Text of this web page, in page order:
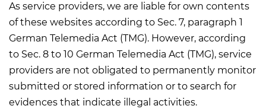
As service providers, we are liable for own contents
of these websites according to Sec. 7, paragraph 1
German Telemedia Act (TMG). However, according
to Sec. 8 to 10 German Telemedia Act (TMG), service
providers are not obligated to permanently monitor
submitted or stored information or to search for
evidences that indicate illegal activities.